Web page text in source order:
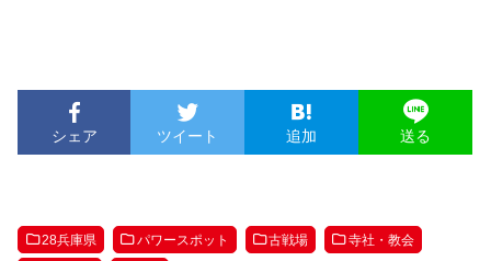
シェア ツイート 追加 送る
28兵庫県 パワースポット 古戦場 寺社・教会